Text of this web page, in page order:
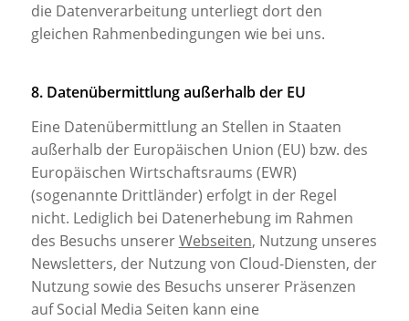
die Datenverarbeitung unterliegt dort den
gleichen Rahmenbedingungen wie bei uns.
8. Datenübermittlung außerhalb der EU
Eine Datenübermittlung an Stellen in Staaten
außerhalb der Europäischen Union (EU) bzw. des
Europäischen Wirtschaftsraums (EWR)
(sogenannte Drittländer) erfolgt in der Regel
nicht. Lediglich bei Datenerhebung im Rahmen
des Besuchs unsererWebseiten, Nutzung unseres
Newsletters, der Nutzung von Cloud-Diensten, der
Nutzung sowie des Besuchs unserer Präsenzen
auf Social Media Seiten kann eine